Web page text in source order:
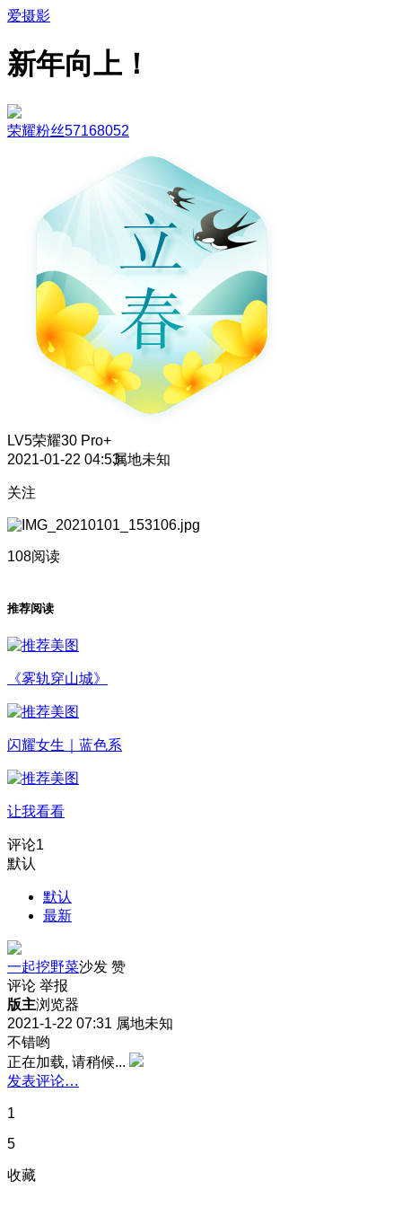
爱摄影
新年向上！
荣耀粉丝57168052
LV5荣耀30 Pro+
2021-01-22 04:53属地未知
关注
108阅读
推荐阅读
《雾轨穿山城》
闪耀女生｜蓝色系
让我看看
评论1
默认
默认
最新
一起挖野菜沙发 赞
评论 举报
版主浏览器
2021-1-22 07:31 属地未知
不错哟
正在加载, 请稍候...
发表评论…
1
5
收藏